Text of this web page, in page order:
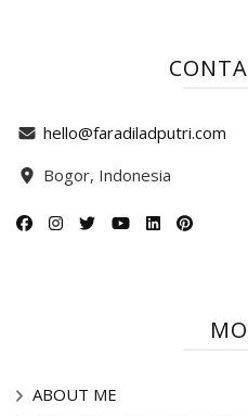
hello@faradiladputri.com
Bogor, Indonesia
ABOUT ME